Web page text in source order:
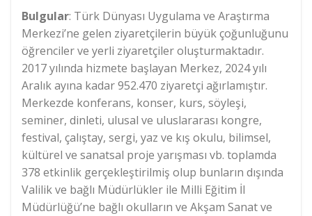
Bulgular: Türk Dünyası Uygulama ve Araştırma
Merkezi’ne gelen ziyaretçilerin büyük çoğunluğunu
öğrenciler ve yerli ziyaretçiler oluşturmaktadır.
2017 yılında hizmete başlayan Merkez, 2024 yılı
Aralık ayına kadar 952.470 ziyaretçi ağırlamıştır.
Merkezde konferans, konser, kurs, söyleşi,
seminer, dinleti, ulusal ve uluslararası kongre,
festival, çalıştay, sergi, yaz ve kış okulu, bilimsel,
kültürel ve sanatsal proje yarışması vb. toplamda
378 etkinlik gerçekleştirilmiş olup bunların dışında
Valilik ve bağlı Müdürlükler ile Milli Eğitim İl
Müdürlüğü’ne bağlı okulların ve Akşam Sanat ve